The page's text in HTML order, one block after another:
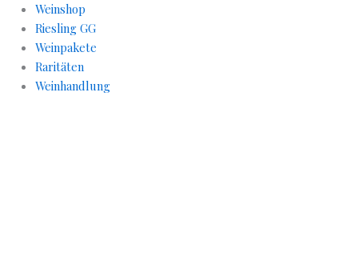
Weinshop
Riesling GG
Weinpakete
Raritäten
Weinhandlung